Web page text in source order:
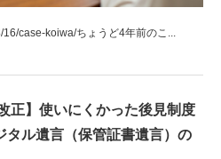
case-koiwa/ちょうど4年前のこ...
正】使いにくかった後見制度
タル遺言（保管証書遺言）の